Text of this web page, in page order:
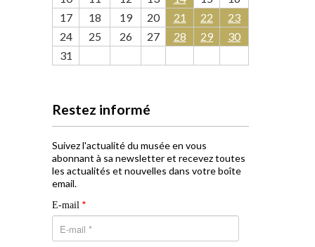
17
18 19 20 21 22
23
24
25 26 27 28 29
30
31
Restez informé
Suivez l'actualité du musée en vous
abonnant à sa newsletter et recevez toutes
les actualités et nouvelles dans votre boîte
email.
E-mail *